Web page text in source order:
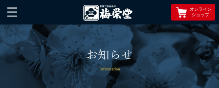
オンライン
ショップ
お知らせ
Information